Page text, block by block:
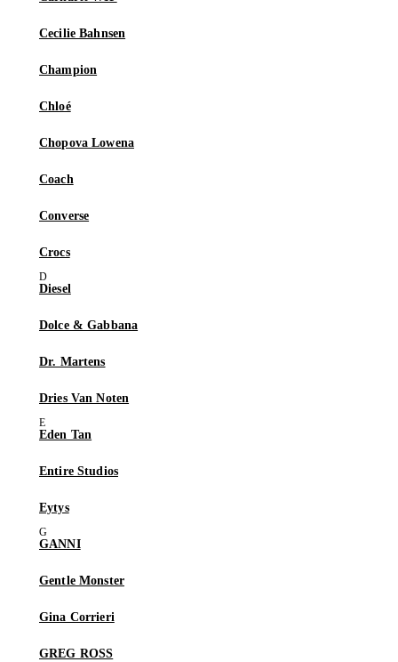
Cecilie Bahnsen
Champion
Chloé
Chopova Lowena
Coach
Converse
Crocs
Diesel
Dolce & Gabbana
Dr. Martens
Dries Van Noten
Eden Tan
Entire Studios
Eytys
GANNI
Gentle Monster
Gina Corrieri
GREG ROSS